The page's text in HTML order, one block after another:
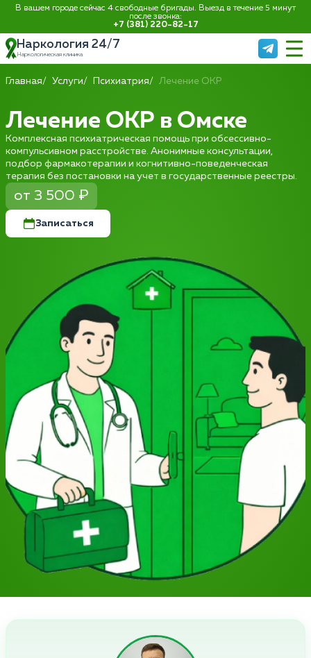
В вашем городе сейчас 4 свободные бригады. Выезд в течение 5 минут
после звонка:
+7 (381) 220-82-17
Наркология 24/7
Наркологическая клиника
Главная Услуги Психиатрия Лечение ОКР
Лечение ОКР в Омске
Комплексная психиатрическая помощь при обсессивно-
компульсивном расстройстве. Анонимные консультации,
подбор фармакотерапии и когнитивно-поведенческая
терапия без постановки на учет в государственные реестры.
от 3 500 ₽
Записаться